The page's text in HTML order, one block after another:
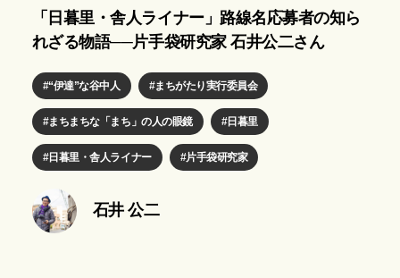
「日暮里・舎人ライナー」路線名応募者の知ら
れざる物語──片手袋研究家 石井公二さん
“伊達”な谷中人 まちがたり実行委員会
まちまちな「まち」の人の眼鏡 日暮里
日暮里・舎人ライナー 片手袋研究家
石井 公二